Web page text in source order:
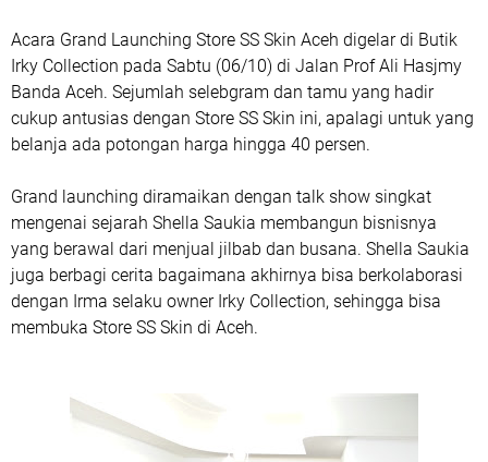
Acara Grand Launching Store SS Skin Aceh digelar di Butik
Irky Collection pada Sabtu (06/10) di Jalan Prof Ali Hasjmy
Banda Aceh. Sejumlah selebgram dan tamu yang hadir
cukup antusias dengan Store SS Skin ini, apalagi untuk yang
belanja ada potongan harga hingga 40 persen.
Grand launching diramaikan dengan talk show singkat
mengenai sejarah Shella Saukia membangun bisnisnya
yang berawal dari menjual jilbab dan busana. Shella Saukia
juga berbagi cerita bagaimana akhirnya bisa berkolaborasi
dengan Irma selaku owner Irky Collection, sehingga bisa
membuka Store SS Skin di Aceh.